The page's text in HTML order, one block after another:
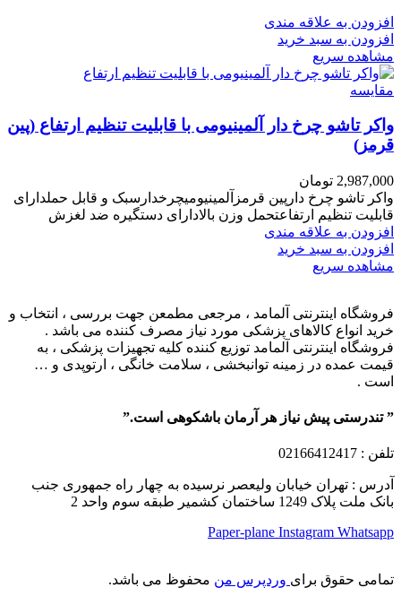
افزودن به علاقه مندی
افزودن به سبد خرید
مشاهده سریع
مقایسه
واکر تاشو چرخ دار آلمینیومی با قابلیت تنظیم ارتفاع (پین
قرمز)
2,987,000 تومان
واکر تاشو چرخ دارپین قرمزآلمینیومیچرخدارسبک و قابل حملدارای
قابلیت تنظیم ارتفاعتحمل وزن بالادارای دستگیره ضد لغزش
افزودن به علاقه مندی
افزودن به سبد خرید
مشاهده سریع
فروشگاه اینترنتی آلمامد ، مرجعی مطمعن جهت بررسی ، انتخاب و
خرید انواع کالاهای پزشکی مورد نیاز مصرف کننده می باشد .
فروشگاه اینترنتی آلمامد توزیع کننده کلیه تجهیزات پزشکی ، به
قیمت عمده در زمینه توانبخشی ، سلامت خانگی ، ارتوپدی و …
است .
” تندرستی پیش نیاز هر آرمان باشکوهی است.”
تلفن : 02166412417
آدرس : تهران خیابان ولیعصر نرسیده به چهار راه جمهوری جنب
بانک ملت پلاک 1249 ساختمان کشمیر طبقه سوم واحد 2
Paper-plane Instagram Whatsapp
تمامی حقوق برای وردپرس من محفوظ می باشد.